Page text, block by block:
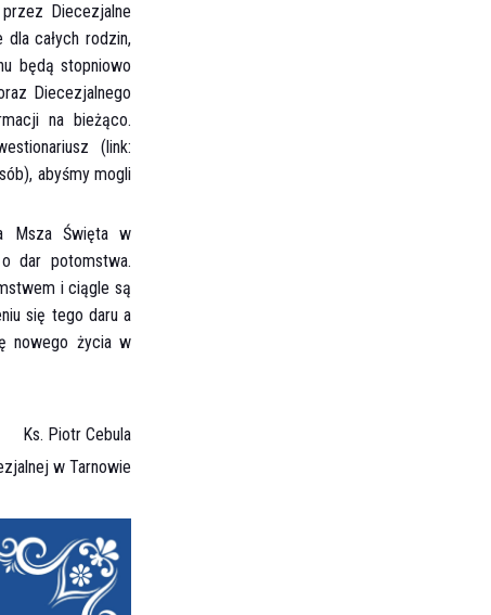
Diecezjalne
całych rodzin,
będą stopniowo
Diecezjalnego
na bieżąco.
(link:
abyśmy mogli
Msza Święta w
dar potomstwa.
i ciągle są
się tego daru a
nowego życia w
Ks. Piotr Cebula
w Tarnowie